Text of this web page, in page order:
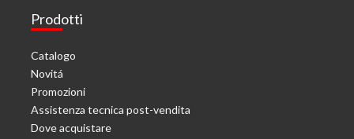
Prodotti
Catalogo
Novitá
Promozioni
Assistenza tecnica post-vendita
Dove acquistare